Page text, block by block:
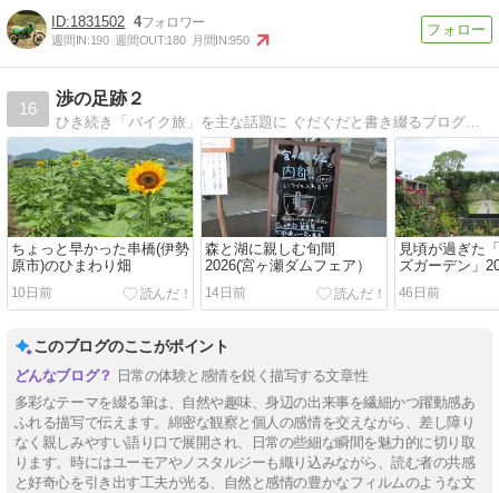
1831502 4
週間IN:190 週間OUT:180 月間IN:950
16
渉の足跡２
ひき続き「バイク旅」を主な話題に ぐだぐだと書き綴るブログです。（ただ今、移転作業中です）
ちょっと早かった串橋(伊勢
原市)のひまわり畑
10日前
森と湖に親しむ旬間
2026(宮ヶ瀬ダムフェア）
14日前
見頃が過ぎた
ズガーデン」
46日前
このブログのここがポイント
日常の体験と感情を鋭く描写する文章性
多彩なテーマを綴る筆は、自然や趣味、身辺の出来事を繊細かつ躍動感あ
ふれる描写で伝えます。綿密な観察と個人の感情を交えながら、差し障り
なく親しみやすい語り口で展開され、日常の些細な瞬間を魅力的に切り取
ります。時にはユーモアやノスタルジーも織り込みながら、読む者の共感
と好奇心を引き出す工夫が光る、自然と感情の豊かなフィルムのような文